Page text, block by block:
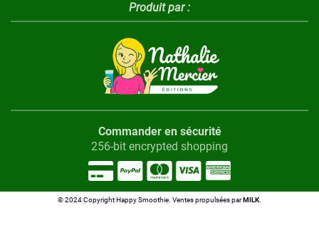
Produit par :
Commander en sécurité
256-bit encrypted shopping
© 2024 Copyright Happy Smoothie. Ventes propulsées parMILK